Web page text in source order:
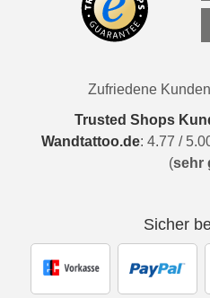
Zufriedene
Trusted Shops
Wandtattoo.de: 4.77 /
(sehr
Sicher